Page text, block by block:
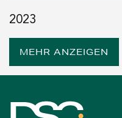
2023
Servicepauschale und
MEHR ANZEIGEN